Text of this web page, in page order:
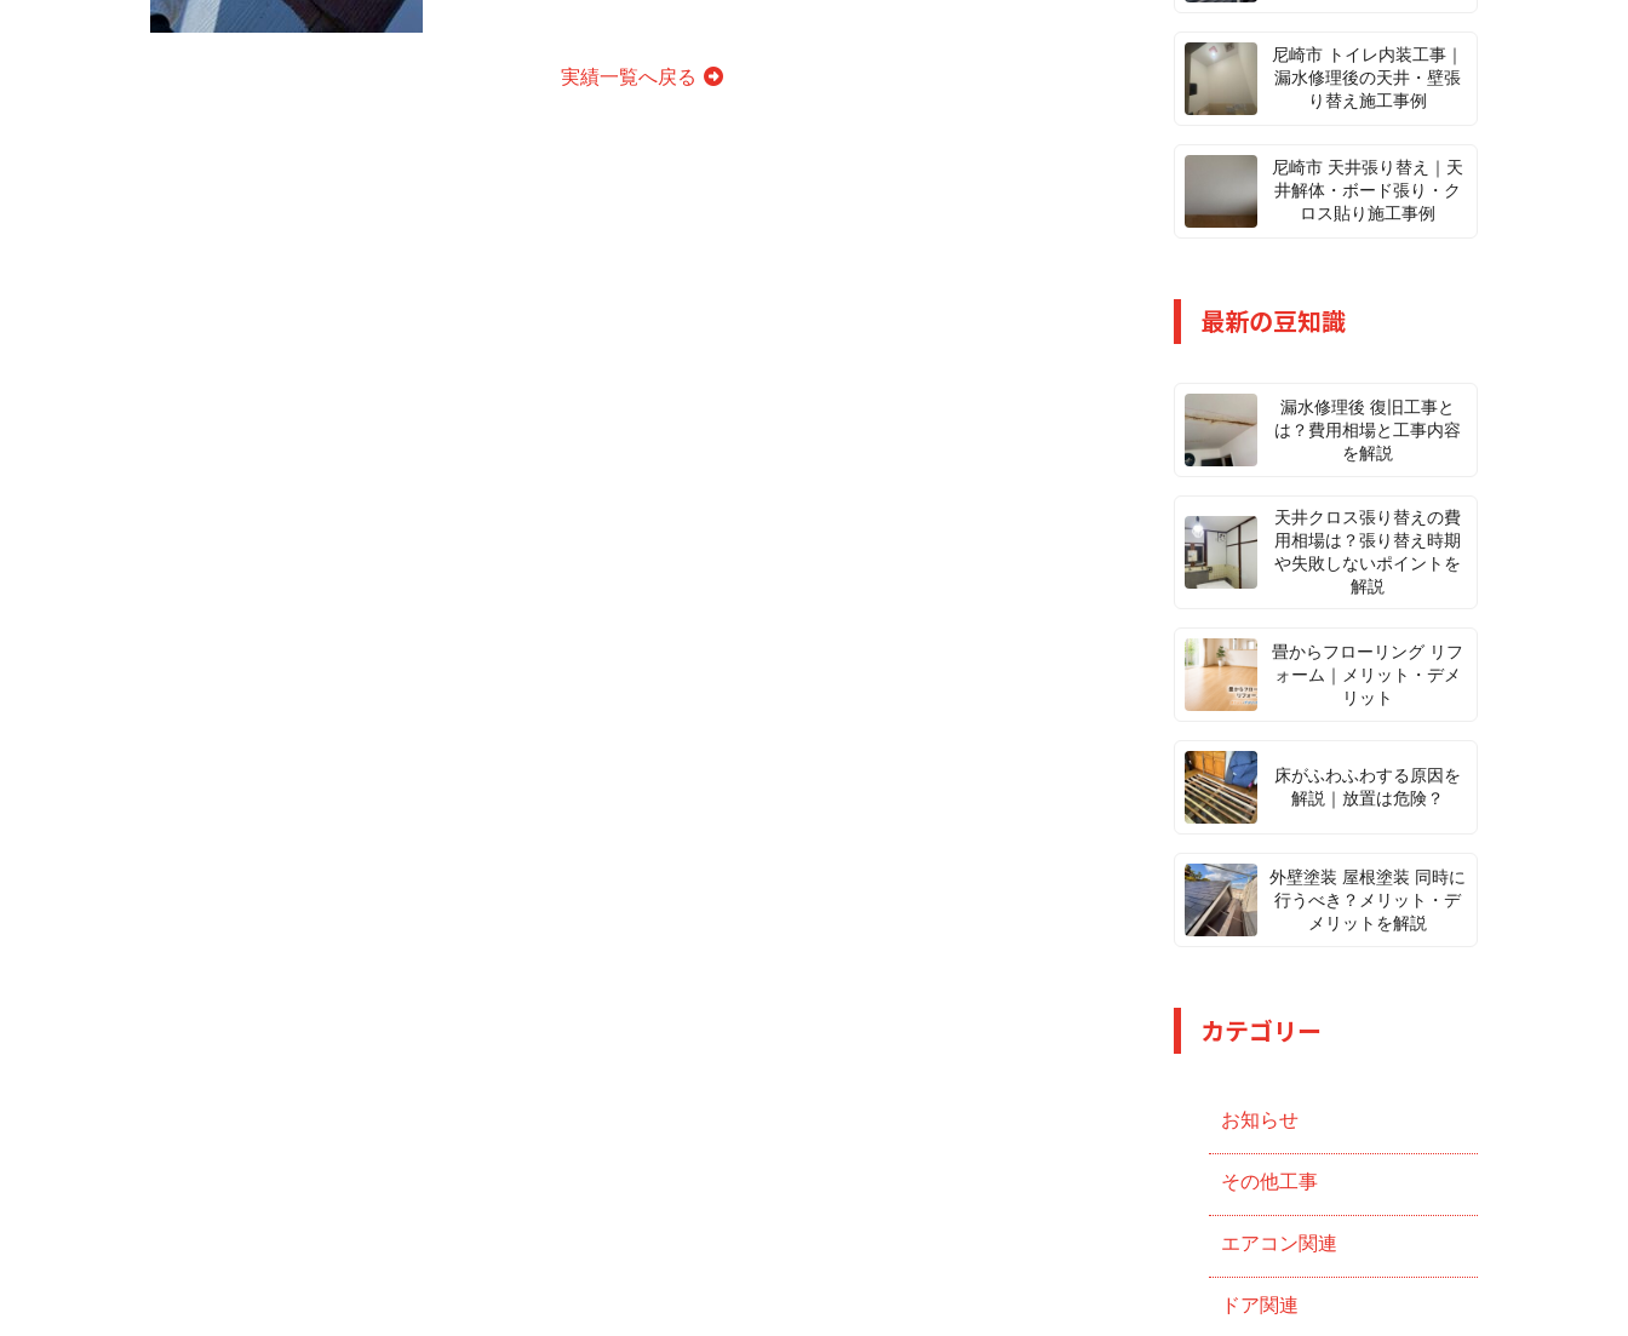
実績一覧へ戻る
尼崎市 トイレ内装工事｜
漏水修理後の天井・壁張
り替え施工事例
尼崎市 天井張り替え｜天
井解体・ボード張り・ク
ロス貼り施工事例
最新の豆知識
漏水修理後 復旧工事と
は？費用相場と工事内容
を解説
天井クロス張り替えの費
用相場は？張り替え時期
や失敗しないポイントを
解説
畳からフローリング リフ
ォーム｜メリット・デメ
リット
床がふわふわする原因を
解説｜放置は危険？
外壁塗装 屋根塗装 同時に
行うべき？メリット・デ
メリットを解説
カテゴリー
お知らせ
その他工事
エアコン関連
ドア関連